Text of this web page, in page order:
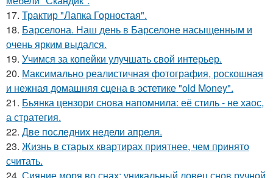
17. Трактир "Лапка Горностая".
18. Барселона. Наш день в Барселоне насыщенным и
очень ярким выдался.
19. Учимся за копейки улучшать свой интерьер.
20. Максимально реалистичная фотография, роскошная
и нежная домашняя сцена в эстетике "old Money".
21. Бьянка цензори снова напомнила: её стиль - не хаос,
а стратегия.
22. Две последних недели апреля.
23. Жизнь в старых квартирах приятнее, чем принято
считать.